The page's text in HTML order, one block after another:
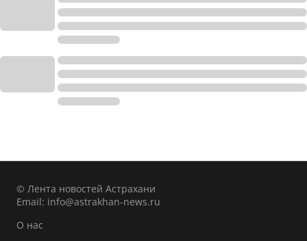
© Лента новостей Астрахани
Email: info@astrakhan-news.ru
О нас